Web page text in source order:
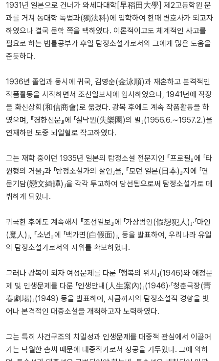
1931년 일본으로 건너가 와세다대학[早稻田大學] 제2고등학원 문
과를 거쳐 동대학 독법과(獨法科)에 입학하여 한때 변호사가 되고자
하였으나 결국 문학 쪽을 택하였다. 이론적이고도 체계적인 사고를
필요로 하는 법률공부가 후일 탐정소설가로서의 그에게 많은 도움을
준듯하다.
1936년 졸업과 동시에 귀국, 김영순(金泳順)과 재혼하고 본격적인
작품활동을 시작하면서 조선일보사에 입사하였으나, 1941년에 직장
을 화신상회(和信商會)로 옮겼다. 광복 후에도 계속 작품활동을 하
였으며, 『경향신문』에 「실낙원(失樂園)의 별」(1956.6.∼1957.2.)을
연재하던 도중 뇌일혈로 작고하였다.
그는 재학 중이던 1935년 일본의 탐정소설 전문지인 『프로필』에 「타
원형의 거울」과 「탐정소설가의 살인」을, 『모던 일본(日本)』지에 「연
문기담(戀文綺譚)」을 각각 투고하여 당선됨으로써 탐정소설가로 데
뷔하게 되었다.
귀국한 후에도 계속해서 『조선일보』에 「가상범인(假想犯人)」·「마인
(魔人)」, 『소년』에 「백가면(白假面)」, 등을 발표하여, 우리나라 유일
의 탐정소설가로서의 지위를 확보하였다.
그러나 광복이 되자 여성문제를 다룬 「행복의 위치」(1946)와 애정문
제 및 인생문제를 다룬 「인생안내(人生案內)」(1946)·「청춘극장(靑
春劇場)」(1949) 등을 발표하여, 지금까지의 탐정소설적 경향을 벗
어나 본격적인 대중소설을 개척하고자 노력하였다.
그는 특히 사건구조의 치밀성과 인생문제를 대중적 관심에서 이끌어
가는 탁월한 솜씨 때문에 대중작가로서 성공을 거두었다. 그에 의하